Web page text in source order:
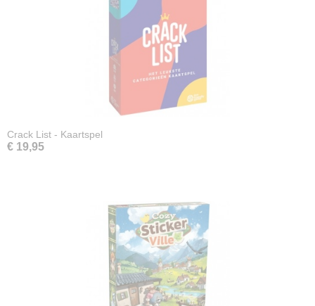
Crack List - Kaartspel
€ 19,95